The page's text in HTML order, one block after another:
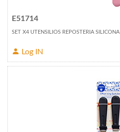
E51714
SET X4 UTENSILIOS REPOSTERIA SILICONA
Log IN